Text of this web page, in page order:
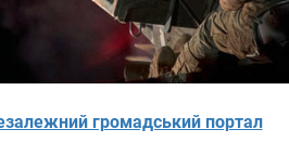
громадський портал